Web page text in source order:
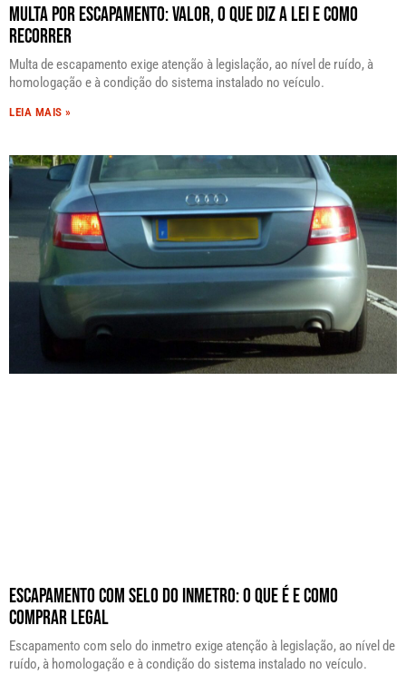
Multa por Escapamento: Valor, o Que Diz a Lei e Como
Recorrer
Multa de escapamento exige atenção à legislação, ao nível de ruído, à
homologação e à condição do sistema instalado no veículo.
LEIA MAIS »
Escapamento com Selo do Inmetro: O Que É e Como
Comprar Legal
Escapamento com selo do inmetro exige atenção à legislação, ao nível de
ruído, à homologação e à condição do sistema instalado no veículo.